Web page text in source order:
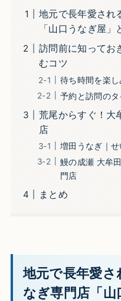
地元で長年愛され
「山口うなぎ屋」
訪問前に知ってお
むコツ
待ち時間を楽し
予約と訪問の
荒尾からすぐ！大
店
増田うなぎ｜
鰻の成瀬 大牟
門店
まとめ
地元で長年愛さ
なぎ専門店「